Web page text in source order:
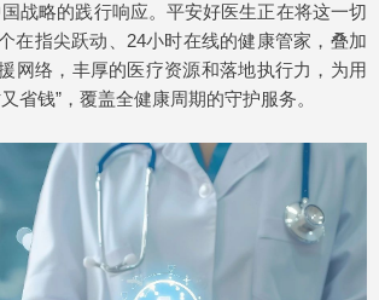
战略的践行响应。平安好医生正在将这一切
在指尖跃动、24小时在线的健康管家，叠加
网络，丰厚的医疗资源和落地执行力，为用
省钱”，覆盖全健康周期的守护服务。